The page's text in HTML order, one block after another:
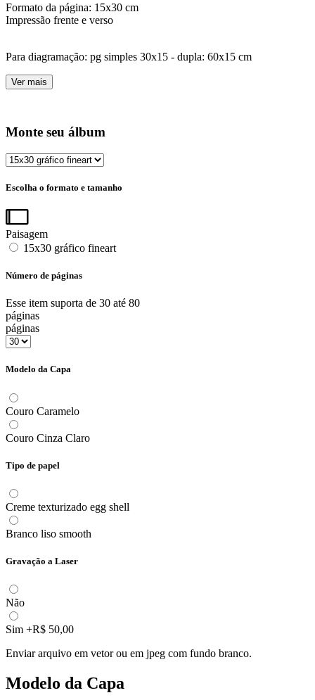
Formato da página: 15x30 cm
Impressão frente e verso
Para diagramação: pg simples 30x15 - dupla: 60x15 cm
Ver mais
Monte seu álbum
Escolha o formato e tamanho
Paisagem
15x30 gráfico fineart
Número de páginas
Esse item suporta de 30 até 80
páginas
páginas
Modelo da Capa
Couro Caramelo
Couro Cinza Claro
Tipo de papel
Creme texturizado egg shell
Branco liso smooth
Gravação a Laser
Não
Sim +R$ 50,00
Enviar arquivo em vetor ou em jpeg com fundo branco.
Modelo da Capa